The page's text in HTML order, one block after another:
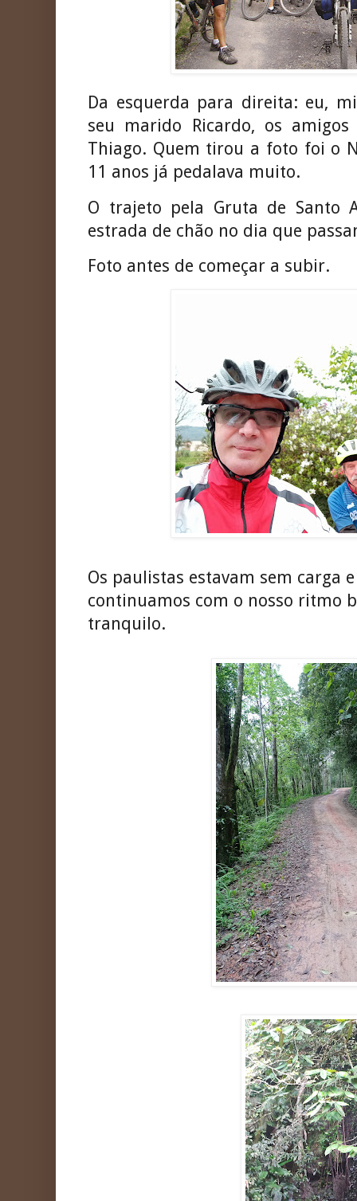
Da esquerda para direita: eu,
seu marido Ricardo, os
Thiago. Quem tirou a foto foi o
11 anos já pedalava muito.
O trajeto pela Gruta de Santo
estrada de chão no dia que
Foto antes de começar a subir.
Os paulistas estavam sem carga
continuamos com o nosso ritmo
tranquilo.